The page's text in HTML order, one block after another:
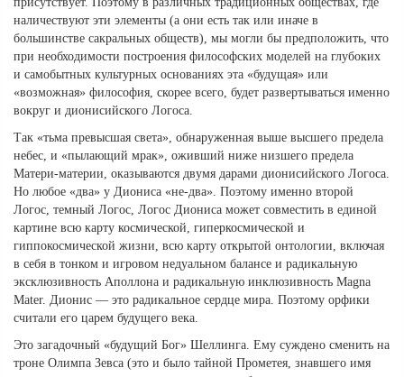
наличествуют эти элементы (а они есть так или иначе в
большинстве сакральных обществ), мы могли бы предположить, что
при необходимости построения философских моделей на глубоких
и самобытных культурных основаниях эта «будущая» или
«возможная» философия, скорее всего, будет развертываться именно
вокруг и дионисийского Логоса.
Так «тьма превысшая света», обнаруженная выше высшего предела
небес, и «пылающий мрак», оживший ниже низшего предела
Матери-материи, оказываются двумя дарами дионисийского Логоса.
Но любое «два» у Диониса «не-два». Поэтому именно второй
Логос, темный Логос, Логос Диониса может совместить в единой
картине всю карту космической, гиперкосмической и
гиппокосмической жизни, всю карту открытой онтологии, включая
в себя в тонком и игровом недуальном балансе и радикальную
эксклюзивность Аполлона и радикальную инклюзивность Magna
Mater. Дионис — это радикальное сердце мира. Поэтому орфики
считали его царем будущего века.
Это загадочный «будущий Бог» Шеллинга. Ему суждено сменить на
троне Олимпа Зевса (это и было тайной Прометея, знавшего имя